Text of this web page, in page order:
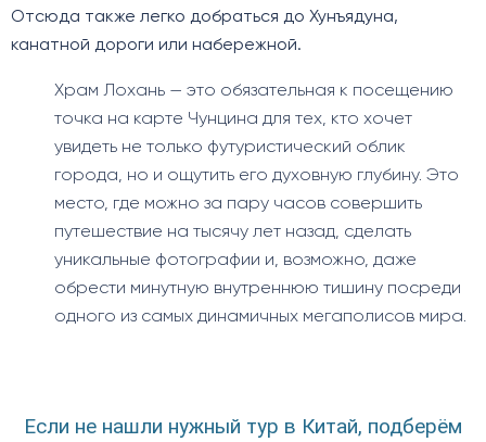
Отсюда также легко добраться до Хунъядуна,
канатной дороги или набережной.
Храм Лохань — это обязательная к посещению
точка на карте Чунцина для тех, кто хочет
увидеть не только футуристический облик
города, но и ощутить его духовную глубину. Это
место, где можно за пару часов совершить
путешествие на тысячу лет назад, сделать
уникальные фотографии и, возможно, даже
обрести минутную внутреннюю тишину посреди
одного из самых динамичных мегаполисов мира.
Если не нашли нужный тур в Китай, подберём